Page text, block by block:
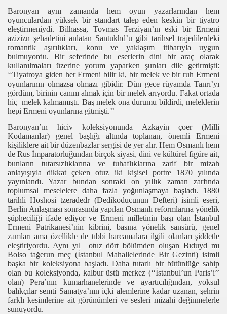
Baronyan aynı zamanda hem oyun yazarlarından hem
oyunculardan yüksek bir standart talep eden keskin bir tiyatro
eleştirmeniydi. Bilhassa, Tovmas Terziyan’ın eski bir Ermeni
azizizn şehadetini anlatan Santukhd’u gibi tarihsel trajedilerdeki
romantik aşırılıkları, konu ve yaklaşım itibarıyla uygun
bulmuyordu. Bir seferinde bu eserlerin dini bir araç olarak
kullanılmaları üzerine yorum yaparken şunları dile getirmişti:
‘‘Tiyatroya giden her Ermeni bilir ki, bir melek ve bir ruh Ermeni
oyunlarının olmazsa olmazı gibidir. Dün gece rüyamda Tanrı’yı
gördüm, birinin canını almak için bir melek arıyordu. Fakat ortada
hiç melek kalmamıştı. Baş melek ona durumu bildirdi, meleklerin
hepi Ermeni oyunlarına gitmişti.’’
Baronyan’ın hiciv koleksiyonunda Azkayin çoer (Milli
Kodamanlar) genel başlığı altında toplanan, önemli Ermeni
kişiliklere ait bir düzenbazlar sergisi de yer alır. Hem Osmanlı hem
de Rus İmparatorluğundan birçok siyasi, dini ve kültürel figüre ait,
bunların tutarsızlıklarına ve tuhaflıklarına zarif bir mizah
anlayışıyla dikkat çeken otuz iki kişisel portre 1870 yılında
yayınlandı. Yazar bundan sonraki on yıllık zaman zarfında
toplumsal meselelere daha fazla yoğunlaşmaya başladı. 1880
tarihli Hoshosi tzeradedr (Dedikoducunun Defteri) isimli eseri,
Berlin Anlaşması sonrasında yapılan Osmanlı reformlarına yönelik
şüpheciliği ifade ediyor ve Ermeni milletinin başı olan İstanbul
Ermeni Patrikanesi’nin kibrini, basına yönelik sansürü, genel
zamları ama özellikle de tıbbi harcamalara ilgili olanları şiddetle
eleştiriyordu. Aynı yıl otuz dört bölümden oluşan Bıduyd mı
Bolso tağerun meç (İstanbul Mahallelerinde Bir Gezinti) isimli
başka bir koleksiyona başladı. Daha tutarlı bir bütünlüğe sahip
olan bu koleksiyonda, kalbur üstü merkez (‘‘İstanbul’un Paris’i’’
olan) Pera’nın kumarhanelerinde ve ayartıcılığından, yoksul
balıkçılar semti Samatya’nın içki alemlerine kadar uzanan, şehrin
farklı kesimlerine ait görünümleri ve sesleri mizahi değinmelerle
sunuyordu.